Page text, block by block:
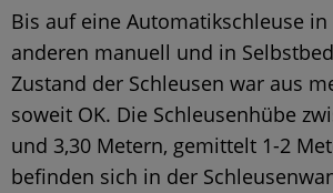
Bis auf eine Automatikschleuse
anderen manuell und in
Zustand der Schleusen war aus
soweit OK. Die Schleusenhübe
und 3,30 Metern, gemittelt 1-2
befinden sich in der